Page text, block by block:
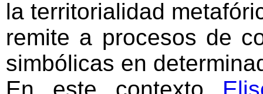
la territorialidad
remite a procesos de
simbólicas en
En este contexto